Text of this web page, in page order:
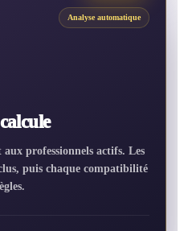
Analyse automatique
professionnels actifs. Les
puis chaque compatibilité